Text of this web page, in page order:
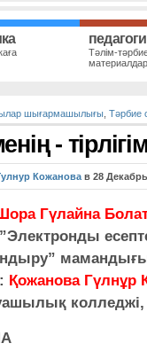
Тәлім-
материалдар
шығармашылығы Тәрбие
-
Кожанова в 28
Гүлайна
Қожанова Гүлнұр